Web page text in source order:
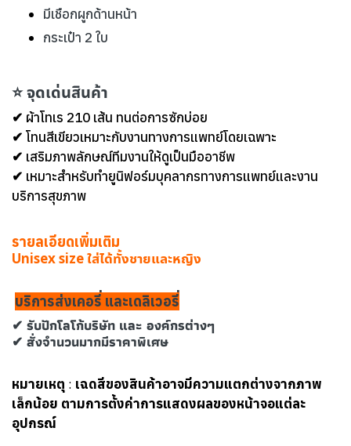
มีเชือกผูกด้านหน้า
กระเป๋า 2 ใบ
⭐ จุดเด่นสินค้า
✔ ผ้าโทเร 210 เส้น ทนต่อการซักบ่อย
✔ โทนสีเขียวเหมาะกับงานทางการแพทย์โดยเฉพาะ
✔ เสริมภาพลักษณ์ทีมงานให้ดูเป็นมืออาชีพ
✔ เหมาะสำหรับทำยูนิฟอร์มบุคลากรทางการแพทย์และงาน
บริการสุขภาพ
รายลเอียดเพิ่มเติม
Unisex size ใส่ได้ทั้งชายและหญิง
บริการส่งเคอรี่ และเดลิเวอรี่
✔ รับปักโลโก้บริษัท และ องค์กรต่างๆ
✔ สั่งจำนวนมากมีราคาพิเศษ
หมายเหตุ : เฉดสีของสินค้าอาจมีความแตกต่างจากภาพ
เล็กน้อย ตามการตั้งค่าการแสดงผลของหน้าจอแต่ละ
อุปกรณ์